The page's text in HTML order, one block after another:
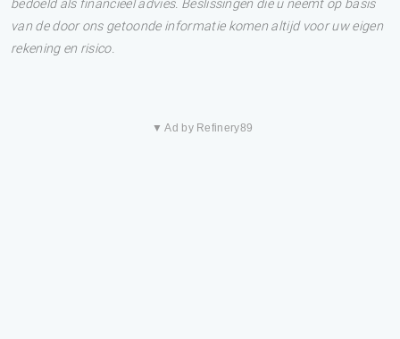
bedoeld als financieel advies. Beslissingen die u neemt op basis
van de door ons getoonde informatie komen altijd voor uw eigen
rekening en risico.
▼ Ad by Refinery89